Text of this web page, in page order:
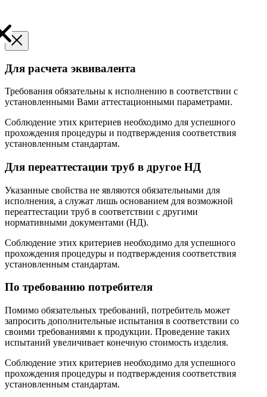
Для расчета эквивалента
Требования обязательны к исполнению в соответствии с
установленными Вами аттестационными параметрами.
Соблюдение этих критериев необходимо для успешного
прохождения процедуры и подтверждения соответствия
установленным стандартам.
Для переаттестации труб в другое НД
Указанные свойства не являются обязательными для
исполнения, а служат лишь основанием для возможной
переаттестации труб в соответствии с другими
нормативными документами (НД).
Соблюдение этих критериев необходимо для успешного
прохождения процедуры и подтверждения соответствия
установленным стандартам.
По требованию потребителя
Помимо обязательных требований, потребитель может
запросить дополнительные испытания в соответствии со
своими требованиями к продукции. Проведение таких
испытаний увеличивает конечную стоимость изделия.
Соблюдение этих критериев необходимо для успешного
прохождения процедуры и подтверждения соответствия
установленным стандартам.